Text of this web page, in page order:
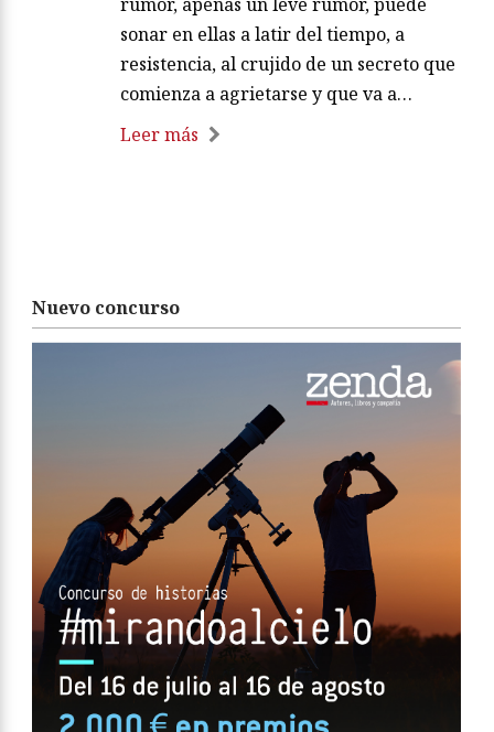
sonar en ellas a latir del tiempo, a
resistencia, al crujido de un secreto que
comienza a agrietarse y que va a…
Leer más
Nuevo concurso